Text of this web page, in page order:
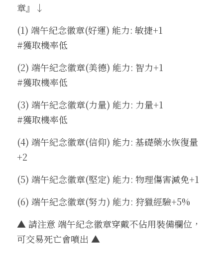
章』↓
(1) 端午紀念徽章(好運) 能力: 敏捷+1
#獲取機率低
(2) 端午紀念徽章(美德) 能力: 智力+1
#獲取機率低
(3) 端午紀念徽章(力量) 能力: 力量+1
#獲取機率低
(4) 端午紀念徽章(信仰) 能力: 基礎藥水恢復量
+2
(5) 端午紀念徽章(堅定) 能力: 物理傷害減免+1
(6) 端午紀念徽章(努力) 能力: 狩獵經驗+5%
▲ 請注意 端午紀念徽章穿戴不佔用裝備欄位，
可交易死亡會噴出 ▲